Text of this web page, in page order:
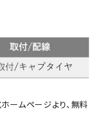
ムページより、無料